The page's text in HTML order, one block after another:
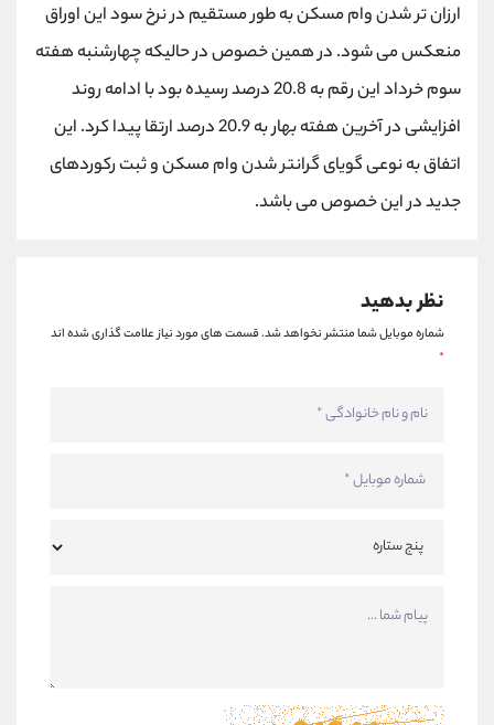
ارزان تر شدن وام مسکن به طور مستقیم در نرخ سود این اوراق
منعکس می شود. در همین خصوص در حالیکه چهارشنبه هفته
سوم خرداد این رقم به 20.8 درصد رسیده بود با ادامه روند
افزایشی در آخرین هفته بهار به 20.9 درصد ارتقا پیدا کرد. این
اتفاق به نوعی گویای گرانتر شدن وام مسکن و ثبت رکوردهای
جدید در این خصوص می باشد.
نظر بدهید
شماره موبایل شما منتشر نخواهد شد.قسمت های مورد نیاز علامت گذاری شده اند
*